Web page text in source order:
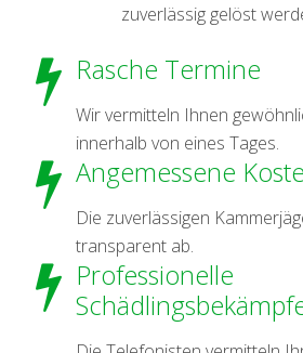
zuverlässig gelöst
Rasche Termine
Wir vermitteln Ihnen
innerhalb von eines Tages.
Angemessene
Die zuverlässigen
transparent ab.
Professionelle